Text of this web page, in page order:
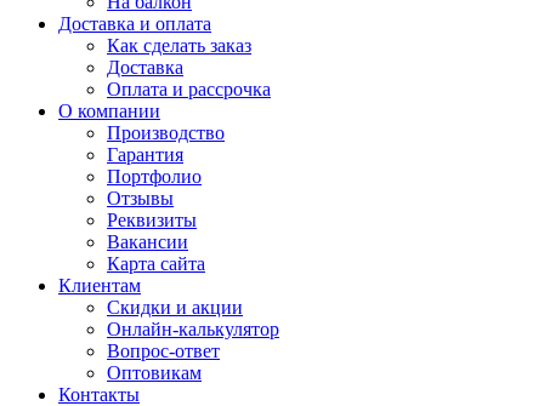
Доставка и оплата
Как сделать заказ
Доставка
Оплата и рассрочка
О компании
Производство
Гарантия
Портфолио
Отзывы
Реквизиты
Вакансии
Карта сайта
Клиентам
Скидки и акции
Онлайн-калькулятор
Вопрос-ответ
Оптовикам
Контакты